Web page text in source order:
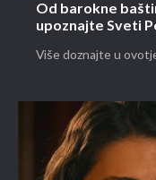
Od barokne
upoznajte Sveti
Više doznajte u